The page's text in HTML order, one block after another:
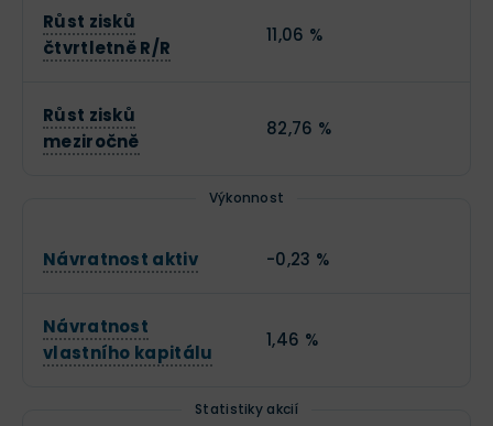
Růst zisků
čtvrtletně R/R
11,06 %
Růst zisků
meziročně
82,76 %
Výkonnost
Návratnost aktiv -0,23 %
Návratnost
vlastního kapitálu
1,46 %
Statistiky akcií